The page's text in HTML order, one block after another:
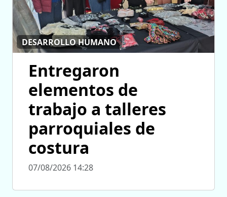
DESARROLLO HUMANO
Entregaron
elementos de
trabajo a talleres
parroquiales de
costura
07/08/2026 14:28